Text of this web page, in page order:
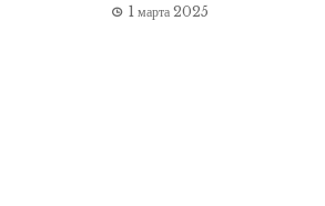
1 марта 2025